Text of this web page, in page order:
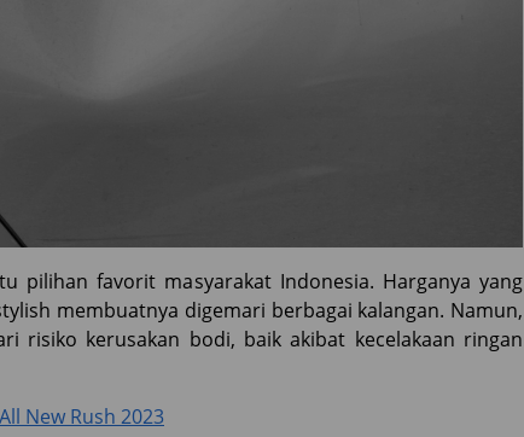
pilihan favorit masyarakat Indonesia. Harganya yang
membuatnya digemari berbagai kalangan. Namun,
risiko kerusakan bodi, baik akibat kecelakaan ringan
New Rush 2023